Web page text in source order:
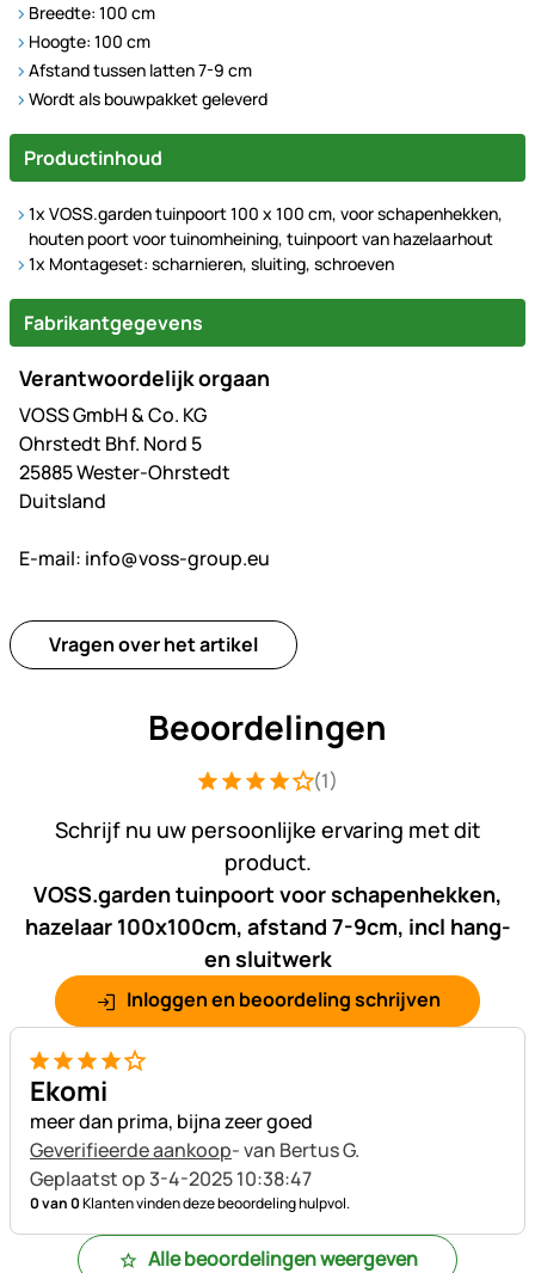
Breedte: 100 cm
Hoogte: 100 cm
Afstand tussen latten 7-9 cm
Wordt als bouwpakket geleverd
Productinhoud
1x VOSS.garden tuinpoort 100 x 100 cm, voor schapenhekken,
houten poort voor tuinomheining, tuinpoort van hazelaarhout
1x Montageset: scharnieren, sluiting, schroeven
Fabrikantgegevens
Verantwoordelijk orgaan
VOSS GmbH & Co. KG
Ohrstedt Bhf. Nord 5
25885 Wester-Ohrstedt
Duitsland
E-mail: info@voss-group.eu
Vragen over het artikel
Beoordelingen
Beoordeling: 4 van 5 (1
1 Bewertung(1)
Schrijf nu uw persoonlijke ervaring met dit
product.
VOSS.garden tuinpoort voor schapenhekken,
hazelaar 100x100cm, afstand 7-9cm, incl hang-
en sluitwerk
Inloggen en beoordeling schrijven
4 van 5
Ekomi
meer dan prima, bijna zeer goed
Geverifieerde aankoop- van Bertus G.
Geplaatst op 3-4-2025 10:38:47
0 van 0Klanten vinden deze beoordeling hulpvol.
Alle beoordelingen weergeven